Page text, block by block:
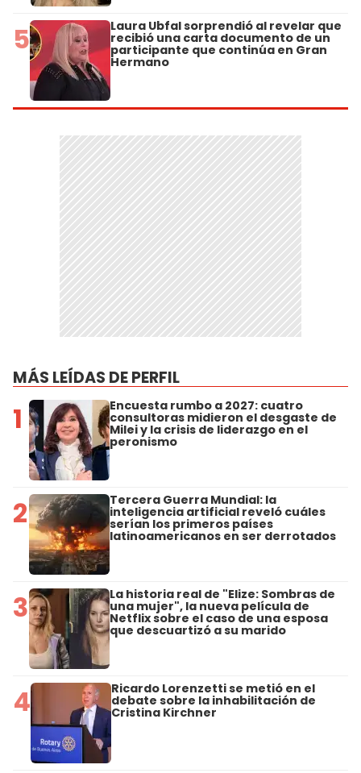
5 Laura Ubfal sorprendió al revelar que
recibió una carta documento de un
participante que continúa en Gran
Hermano
MÁS LEÍDAS DE PERFIL
1 Encuesta rumbo a 2027: cuatro
consultoras midieron el desgaste de
Milei y la crisis de liderazgo en el
peronismo
2 Tercera Guerra Mundial: la
inteligencia artificial reveló cuáles
serían los primeros países
latinoamericanos en ser derrotados
3 La historia real de "Elize: Sombras de
una mujer", la nueva película de
Netflix sobre el caso de una esposa
que descuartizó a su marido
4 Ricardo Lorenzetti se metió en el
debate sobre la inhabilitación de
Cristina Kirchner